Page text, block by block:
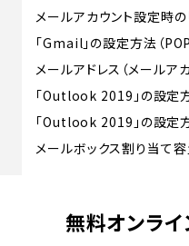
メールアカウント設定時の
「Gmail」の設定方法（
メールアドレス（メールア
「Outlook 2019」の設定方
「Outlook 2019」の設定方
メールボックス割り当て
無料オンラ